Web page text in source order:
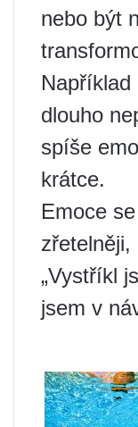
nebo být
Například
dlouho
spíše
krátce.
Emoce
„Vystříkl
jsem v